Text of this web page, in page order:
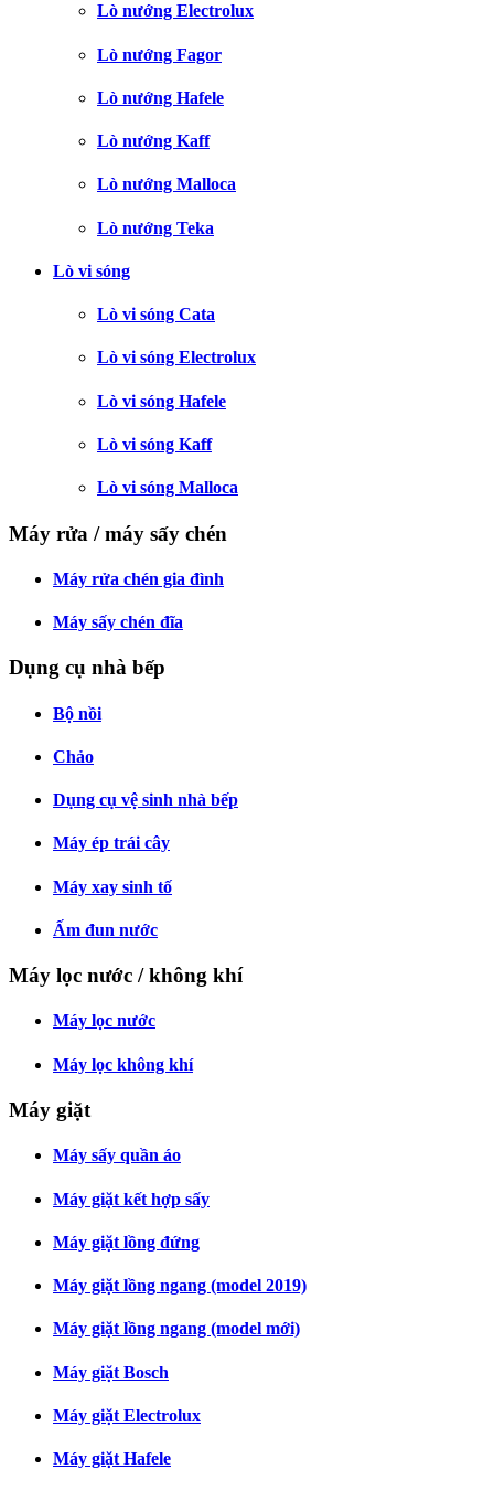
Lò nướng Electrolux
Lò nướng Fagor
Lò nướng Hafele
Lò nướng Kaff
Lò nướng Malloca
Lò nướng Teka
Lò vi sóng
Lò vi sóng Cata
Lò vi sóng Electrolux
Lò vi sóng Hafele
Lò vi sóng Kaff
Lò vi sóng Malloca
Máy rửa / máy sấy chén
Máy rửa chén gia đình
Máy sấy chén đĩa
Dụng cụ nhà bếp
Bộ nồi
Chảo
Dụng cụ vệ sinh nhà bếp
Máy ép trái cây
Máy xay sinh tố
Ấm đun nước
Máy lọc nước / không khí
Máy lọc nước
Máy lọc không khí
Máy giặt
Máy sấy quần áo
Máy giặt kết hợp sấy
Máy giặt lồng đứng
Máy giặt lồng ngang (model 2019)
Máy giặt lồng ngang (model mới)
Máy giặt Bosch
Máy giặt Electrolux
Máy giặt Hafele